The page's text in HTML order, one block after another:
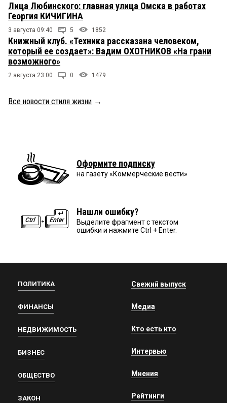
Лица Любинского: главная улица Омска в работах
Георгия КИЧИГИНА
3 августа 09:40 5 1852
Книжный клуб. «Техника рассказана человеком,
который ее создает»: Вадим ОХОТНИКОВ «На грани
возможного»
2 августа 23:00 0 1479
Все новости стиля жизни →
Оформите подписку
на газету «Коммерческие вести»
Нашли ошибку?
Выделите фрагмент с текстом
ошибки и нажмите Ctrl + Enter.
ПОЛИТИКА
ФИНАНСЫ
НЕДВИЖИМОСТЬ
БИЗНЕС
ОБЩЕСТВО
ЗАКОН
Свежий выпуск
Медиа
Кто есть кто
Интервью
Мнения
Рейтинги